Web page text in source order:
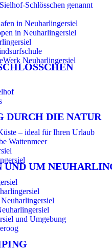
Schlösschen genannt
in Neuharlingersiel
in Neuharlingersiel
Neuharlingersiel
DURCH DIE NATUR
– ideal für Ihren Urlaub
Wattenmeer
UND UM
und Umgebung